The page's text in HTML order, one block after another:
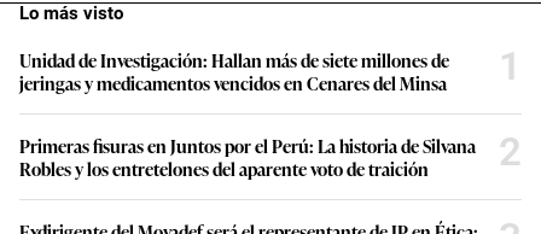
Lo más visto
Unidad de Investigación: Hallan más de siete millones de
jeringas y medicamentos vencidos en Cenares del Minsa
1
Primeras fisuras en Juntos por el Perú: La historia de Silvana
Robles y los entretelones del aparente voto de traición
2